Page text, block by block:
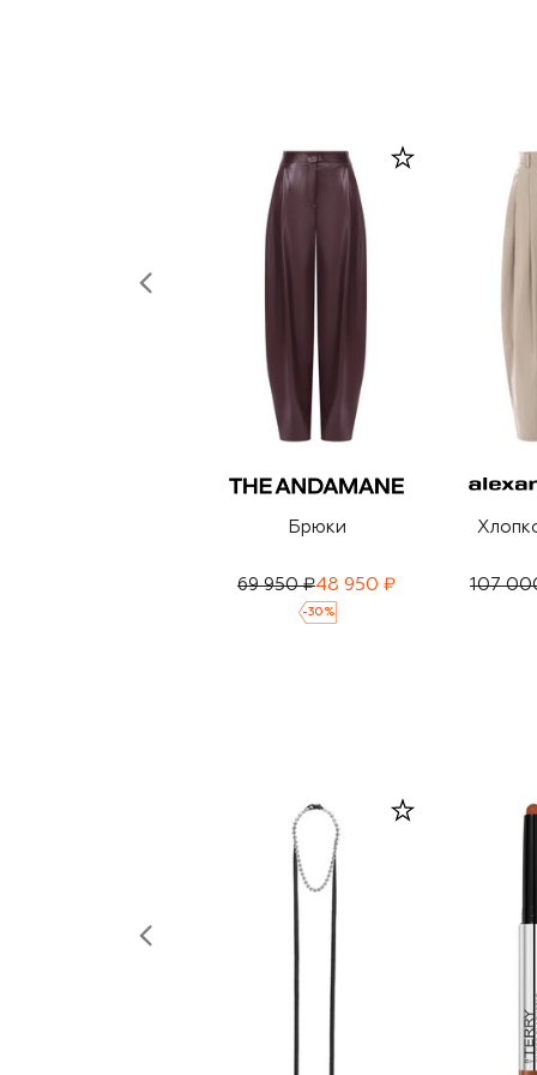
Брюки
69 950 ₽48 950 ₽
-30 %
107